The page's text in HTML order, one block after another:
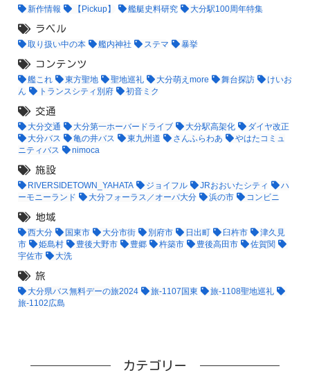
新作情報 【Pickup】 艦艇史料研究 大分駅100周年特集
ラベル
取り扱い中の本 艦内神社 ステマ 暴挙
コンテンツ
艦これ 東方聖地 聖地巡礼 大分萌えmore 舞台探訪
けいお
ん
トランスシティ別府 初音ミク
交通
大分交通 大分第一ホーバードライブ 大分駅高架化
ダイヤ改正
大分バス
亀の井バス 東九州道 さんふらわあ
やはたコミュ
ニティバス
nimoca
施設
RIVERSIDETOWN_YAHATA ジョイフル JRおおいたシティ
ハ
ーモニーランド
大分フォーラス／オーパ大分 浜の市 コンビニ
地域
西大分 国東市 大分市街 別府市 日出町 臼杵市
津久見
市
姫島村 豊後大野市 豊郷 杵築市 豊後高田市
佐賀関
宇佐市
大洗
旅
大分県バス無料デーの旅2024 旅-1107国東
旅-1108聖地巡礼
旅-1102広島
カテゴリー